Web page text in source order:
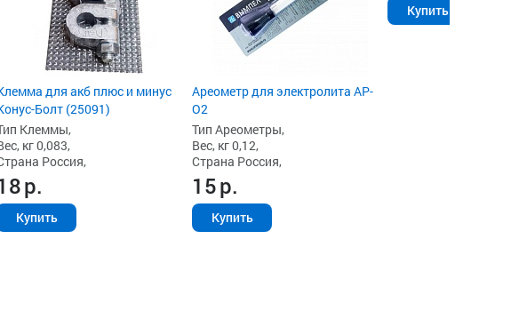
для акб плюс и минус
Болт (25091)
Клеммы,
кг 0,083,
Россия,
р.
Купить
Ареометр для электролита АР-
О2
Тип Ареометры,
Вес, кг 0,12,
Страна Россия,
15р.
Купить
Купить